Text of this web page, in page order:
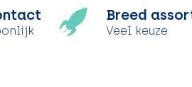
Breed
Veel keuze